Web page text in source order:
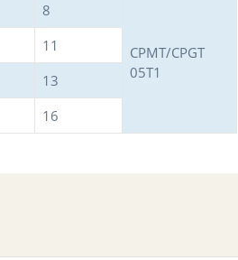
8
CPMT/CPGT
05T1
11
13
16